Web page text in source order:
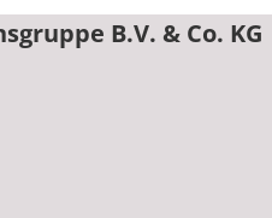
B.V. & Co. KG